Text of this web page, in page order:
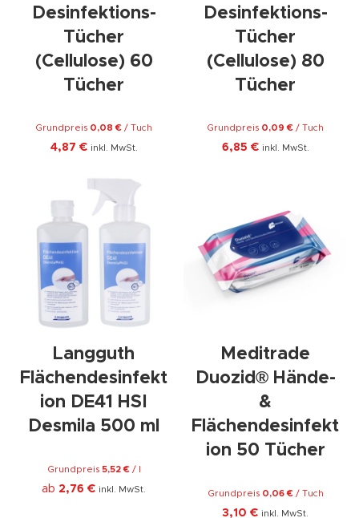
Desinfektions-
Tücher
(Cellulose) 60
Tücher
4,87 € inkl. MwSt.
Grundpreis 0,08€ / Tuch
Desinfektions-
Tücher
(Cellulose) 80
Tücher
6,85 € inkl. MwSt.
Grundpreis 0,09€ / Tuch
Langguth
Flächendesinfekt
ion DE41 HSI
Desmila 500 ml
ab 2,76 € inkl. MwSt.
Grundpreis 5,52€/
Meditrade
Duozid® Hände-
&
Flächendesinfekt
ion 50 Tücher
3,10 € inkl. MwSt.
Grundpreis 0,06€/ Tuch